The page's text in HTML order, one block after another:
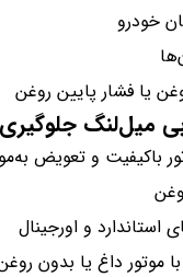
خودرو
یا فشار پایین روغن
میل‌لنگ
باکیفیت و تعویض
استاندارد و اورجینال
موتور داغ یا بدون